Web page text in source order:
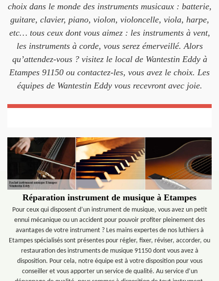
choix dans le monde des instruments musicaux : batterie,
guitare, clavier, piano, violon, violoncelle, viola, harpe,
etc… tous ceux dont vous aimez : les instruments à vent,
les instruments à corde, vous serez émerveillé. Alors
qu’attendez-vous ? visitez le local de Wantestin Eddy à
Etampes 91150 ou contactez-les, vous avez le choix. Les
équipes de Wantestin Eddy vous recevront avec joie.
Réparation instrument de musique à Etampes
Pour ceux qui disposent d’un instrument de musique, vous avez un petit
ennui mécanique ou un accident pour pouvoir profiter pleinement des
avantages de votre instrument ? Les mains expertes de nos luthiers à
Etampes spécialisés sont présentes pour régler, fixer, réviser, accorder, ou
restauration des instruments de musique 91150 dont vous avez à
disposition. Pour cela, notre équipe est à votre disposition pour vous
conseiller et vous apporter un service de qualité. Au service d’un